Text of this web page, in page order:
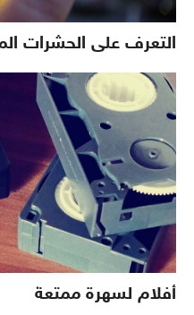
التعرف على الحشرات
أفلام لسهرة ممتعة